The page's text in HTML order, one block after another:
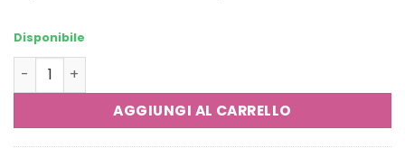
Disponibile
K-SECRET SEOUL 1988 Serum : Retinal Liposome 2% +
AGGIUNGI AL CARRELLO